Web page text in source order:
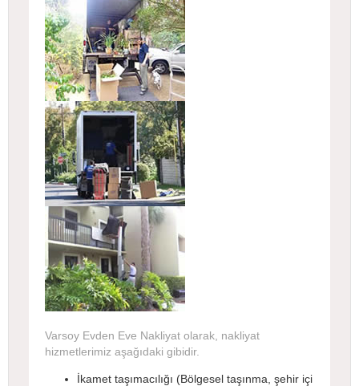
Varsoy Evden Eve Nakliyat olarak, nakliyat
hizmetlerimiz aşağıdaki gibidir.
İkamet taşımacılığı (Bölgesel taşınma, şehir içi